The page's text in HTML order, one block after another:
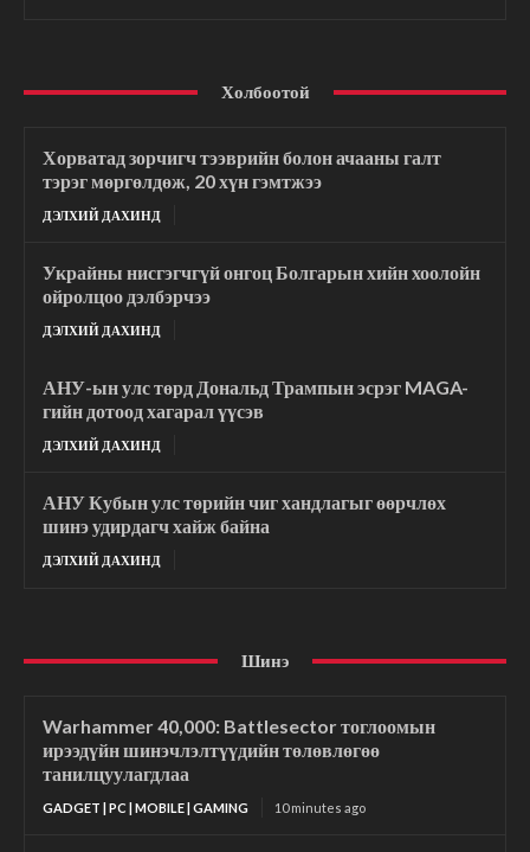
Холбоотой
Хорватад зорчигч тээврийн болон ачааны галт
тэрэг мөргөлдөж, 20 хүн гэмтжээ
ДЭЛХИЙ ДАХИНД
Украйны нисгэгчгүй онгоц Болгарын хийн хоолойн
ойролцоо дэлбэрчээ
ДЭЛХИЙ ДАХИНД
АНУ-ын улс төрд Дональд Трампын эсрэг MAGA-
гийн дотоод хагарал үүсэв
ДЭЛХИЙ ДАХИНД
АНУ Кубын улс төрийн чиг хандлагыг өөрчлөх
шинэ удирдагч хайж байна
ДЭЛХИЙ ДАХИНД
Шинэ
Warhammer 40,000: Battlesector тоглоомын
ирээдүйн шинэчлэлтүүдийн төлөвлөгөө
танилцуулагдлаа
GADGET | PC | MOBILE | GAMING 10 minutes ago